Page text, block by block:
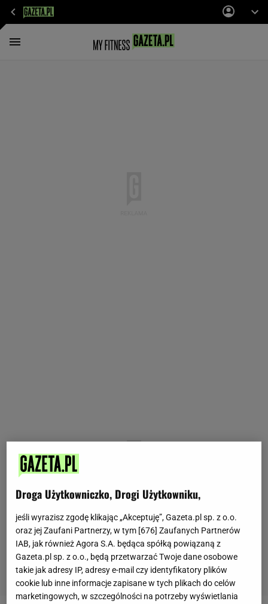
Droga Użytkowniczko, Drogi Użytkowniku,
jeśli wyrazisz zgodę klikając „Akceptuję”, Gazeta.pl sp. z o.o.
oraz jej Zaufani Partnerzy, w tym [676] Zaufanych Partnerów
IAB, jak również Agora S.A. będąca spółką powiązaną z
Gazeta.pl sp. z o.o., będą przetwarzać Twoje dane osobowe
takie jak adresy IP, adresy e-mail czy identyfikatory plików
cookie lub inne informacje zapisane w tych plikach do celów
marketingowych, w szczególności na potrzeby wyświetlania